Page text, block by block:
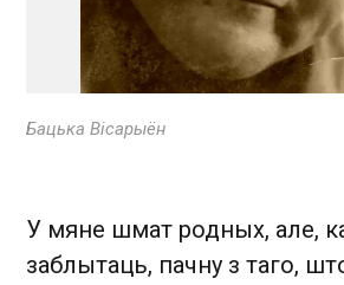
Бацька Вісарыён
У мяне шмат родных, але,
заблытаць, пачну з таго,